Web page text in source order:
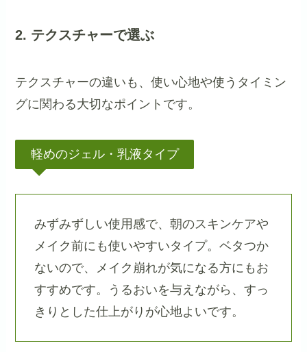
2. テクスチャーで選ぶ
テクスチャーの違いも、使い心地や使うタイミン
グに関わる大切なポイントです。
軽めのジェル・乳液タイプ
みずみずしい使用感で、朝のスキンケアや
メイク前にも使いやすいタイプ。ベタつか
ないので、メイク崩れが気になる方にもお
すすめです。うるおいを与えながら、すっ
きりとした仕上がりが心地よいです。